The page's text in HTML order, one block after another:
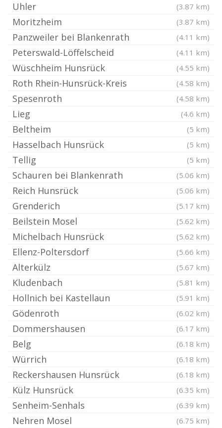
Uhler (3.87 km)
Moritzheim (3.87 km)
Panzweiler bei Blankenrath (4.11 km)
Peterswald-Löffelscheid (4.11 km)
Wüschheim Hunsrück (4.55 km)
Roth Rhein-Hunsrück-Kreis (4.58 km)
Spesenroth (4.58 km)
Lieg (4.6 km)
Beltheim (5 km)
Hasselbach Hunsrück (5 km)
Tellig (5 km)
Schauren bei Blankenrath (5.06 km)
Reich Hunsrück (5.06 km)
Grenderich (5.17 km)
Beilstein Mosel (5.62 km)
Michelbach Hunsrück (5.62 km)
Ellenz-Poltersdorf (5.66 km)
Alterkülz (5.67 km)
Kludenbach (5.81 km)
Hollnich bei Kastellaun (5.91 km)
Gödenroth (6.02 km)
Dommershausen (6.17 km)
Belg (6.18 km)
Würrich (6.18 km)
Reckershausen Hunsrück (6.18 km)
Külz Hunsrück (6.35 km)
Senheim-Senhals (6.39 km)
Nehren Mosel (6.75 km)